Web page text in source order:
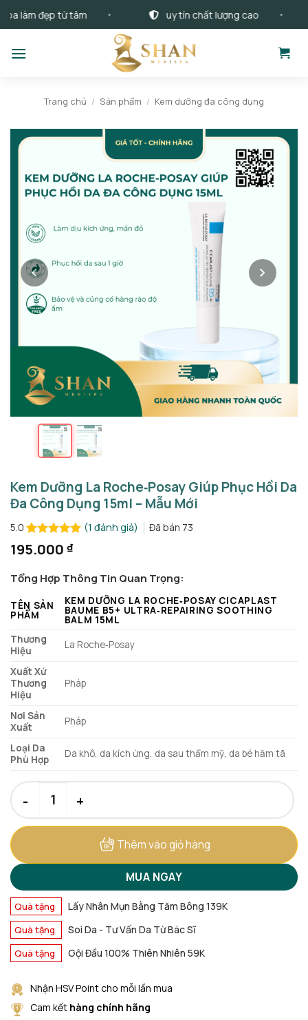
dung
đẹp từ tâm uy tín chất lượng cao
Trang chủ / Sản phẩm / Kem dưỡng đa công dụng
Kem Dưỡng La Roche‑Posay Giúp Phục Hồi Da
Đa Công Dụng 15ml – Mẫu Mới
5.0
5.0trên 5
dựa trên
1
(1 đánh giá) Đã bán 73
195.000 ₫
Tổng Hợp Thông Tin Quan Trọng:
TÊN SẢN
PHẨM
KEM DƯỠNG LA ROCHE‑POSAY CICAPLAST
BAUME B5+ ULTRA‑REPAIRING SOOTHING
BALM 15ML
Thương
Hiệu
La Roche‑Posay
Xuất Xứ
Thương
Hiệu
Pháp
Nơi Sản
Xuất
Pháp
Loại Da
Phù Hợp
Da khô, da kích ứng, da sau thẩm mỹ, da bé hăm tã
Thêm vào giỏ hàng
MUA NGAY
Quà tặng Lấy Nhân Mụn Bằng Tăm Bông 139K
Quà tặng Soi Da - Tư Vấn Da Từ Bác Sĩ
Quà tặng Gội Đầu 100% Thiên Nhiên 59K
Nhận HSV Point cho mỗi lần mua
Cam kết hàng chính hãng